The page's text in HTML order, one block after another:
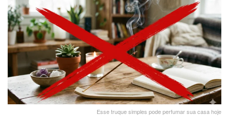
Esse truque simples pode perfumar sua casa hoje